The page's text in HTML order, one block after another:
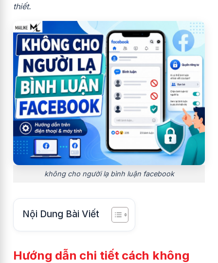
thiết.
không cho người lạ bình luận facebook
Nội Dung Bài Viết
Hướng dẫn chi tiết cách không